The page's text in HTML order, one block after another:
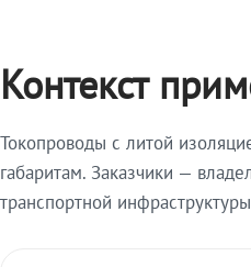
Контекст
Токопроводы с литой
габаритам. Заказчики —
транспортной